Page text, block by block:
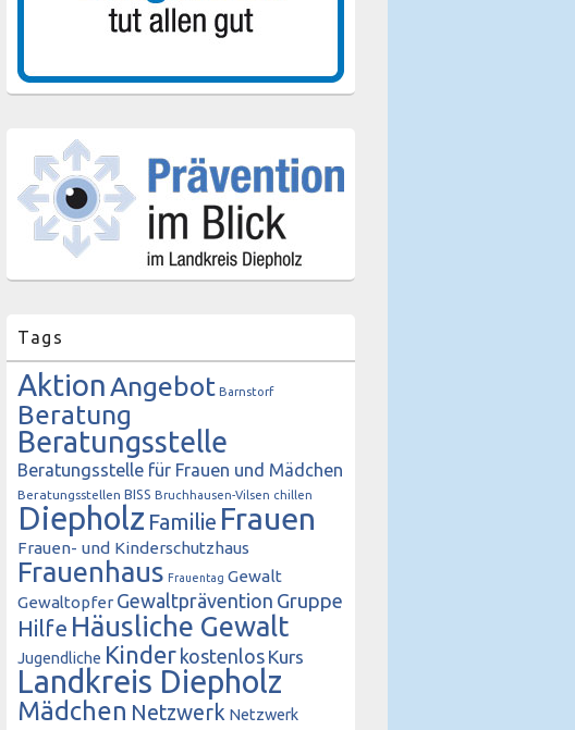
Tags
AktionAngebot Barnstorf
Beratung
Beratungsstelle
Beratungsstelle für Frauen und Mädchen
Beratungsstellen BISS Bruchhausen-Vilsen chillen
Diepholz Familie Frauen
Frauen- und Kinderschutzhaus
Frauenhaus Frauentag Gewalt
Gewaltopfer Gewaltprävention Gruppe
Hilfe Häusliche Gewalt
Jugendliche Kinder kostenlos Kurs
Landkreis Diepholz
Mädchen Netzwerk Netzwerk